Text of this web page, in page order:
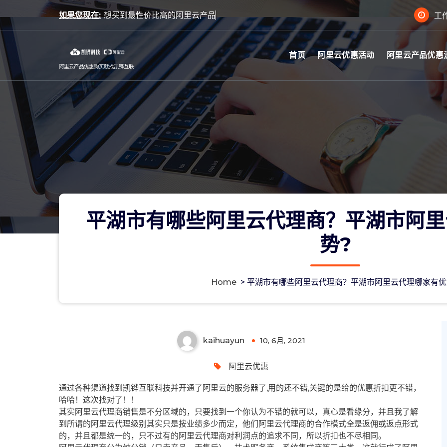
to
content
如果您现在: 想买 工
阿里云产品优惠购买就找凯铧互联
首页 阿里云优惠活动 阿里云产品优惠
平湖市有哪些阿里云代理商？平湖市阿
势?
Home > 平湖市有哪些阿里云代理商？平湖市阿里云代理哪家有
kaihuayun 10, 6月, 2021
阿里云优惠
通过各种渠道找到凯铧互联科技并开通了阿里云的服务器了,用的还不错,关键的是给的优惠折扣更不错，
哈哈！这次找对了！！
其实阿里云代理商销售是不分区域的，只要找到一个你认为不错的就可以，真心是看缘分，并且我了解
到所谓的阿里云代理级别其实只是按业绩多少而定，他们阿里云代理商的合作模式全是返佣或返点形式
的，并且都是统一的，只不过有的阿里云代理商对利润点的追求不同，所以折扣也不尽相同。